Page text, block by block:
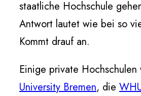
staatliche Hochschule
Antwort lautet wie bei so
Kommt drauf an.
Einige private
University Bremen, die